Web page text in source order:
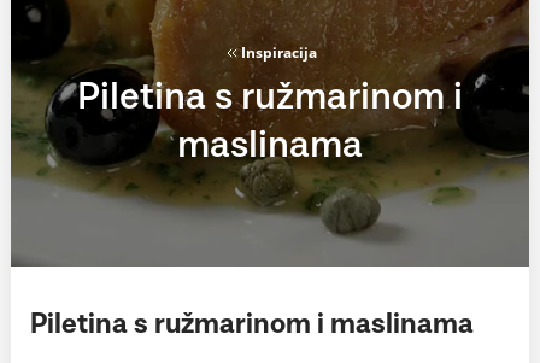
Inspiracija
Piletina s ružmarinom i
maslinama
Piletina s ružmarinom i maslinama